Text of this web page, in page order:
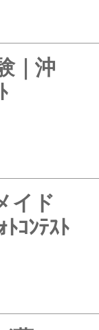
｜沖
イド
ｺﾝﾃｽﾄ